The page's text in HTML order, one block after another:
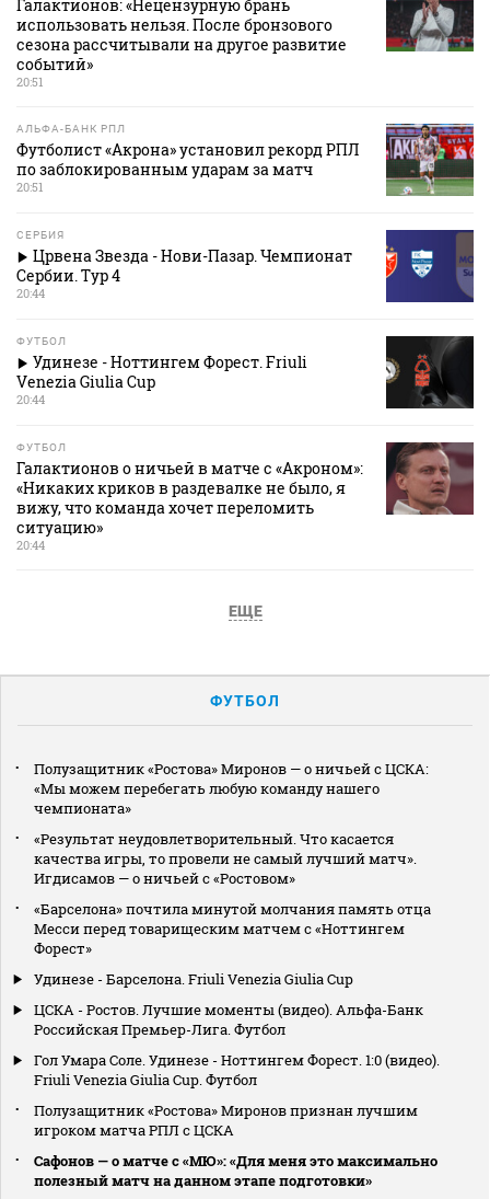
Галактионов: «Нецензурную брань
использовать нельзя. После бронзового
сезона рассчитывали на другое развитие
событий»
20:51
АЛЬФА-БАНК РПЛ
Футболист «Акрона» установил рекорд РПЛ
по заблокированным ударам за матч
20:51
СЕРБИЯ
Црвена Звезда - Нови-Пазар. Чемпионат
Сербии. Тур 4
20:44
ФУТБОЛ
Удинезе - Ноттингем Форест. Friuli
Venezia Giulia Cup
20:44
ФУТБОЛ
Галактионов о ничьей в матче с «Акроном»:
«Никаких криков в раздевалке не было, я
вижу, что команда хочет переломить
ситуацию»
20:44
ЕЩЕ
ФУТБОЛ
Полузащитник «Ростова» Миронов — о ничьей с ЦСКА:
«Мы можем перебегать любую команду нашего
чемпионата»
«Результат неудовлетворительный. Что касается
качества игры, то провели не самый лучший матч».
Игдисамов — о ничьей с «Ростовом»
«Барселона» почтила минутой молчания память отца
Месси перед товарищеским матчем с «Ноттингем
Форест»
Удинезе - Барселона. Friuli Venezia Giulia Cup
ЦСКА - Ростов. Лучшие моменты (видео). Альфа-Банк
Российская Премьер-Лига. Футбол
Гол Умара Соле. Удинезе - Ноттингем Форест. 1:0 (видео).
Friuli Venezia Giulia Cup. Футбол
Полузащитник «Ростова» Миронов признан лучшим
игроком матча РПЛ с ЦСКА
Сафонов — о матче с «МЮ»: «Для меня это максимально
полезный матч на данном этапе подготовки»